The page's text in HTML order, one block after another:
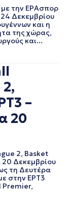
με την ΕΡΑσπορ
Δεκεμβρίου
και η
της χώρας,
και...
–
20
2, Basket
Δεκεμβρίου
τη Δευτέρα
στην ΕΡΤ3
Premier,